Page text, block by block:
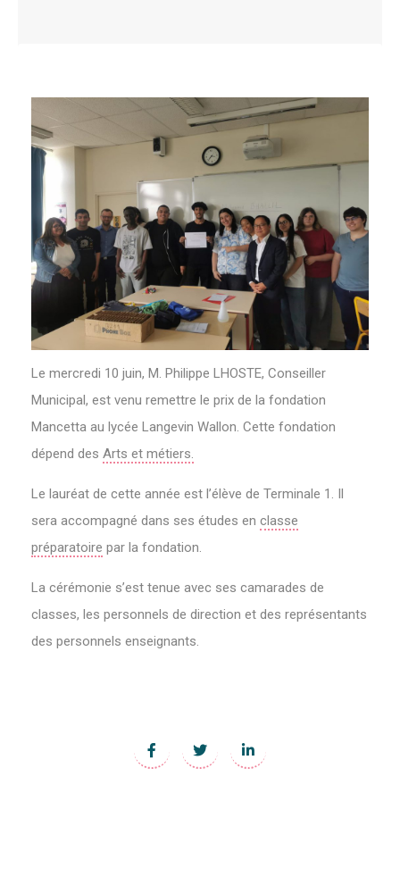
Le mercredi 10 juin, M. Philippe LHOSTE, Conseiller
Municipal, est venu remettre le prix de la fondation
Mancetta au lycée Langevin Wallon. Cette fondation
dépend des Arts et métiers.
Le lauréat de cette année est l’élève de Terminale 1. Il
sera accompagné dans ses études en classe
préparatoire par la fondation.
La cérémonie s’est tenue avec ses camarades de
classes, les personnels de direction et des représentants
des personnels enseignants.